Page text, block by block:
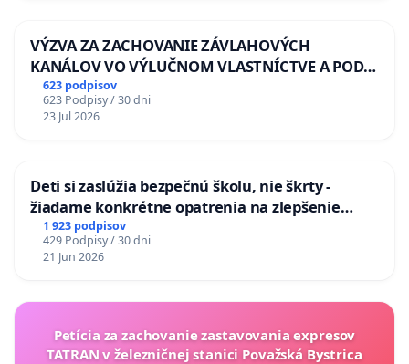
VÝZVA ZA ZACHOVANIE ZÁVLAHOVÝCH
KANÁLOV VO VÝLUČNOM VLASTNÍCTVE A POD
KONTROLOU SLOVENSKEJ REPUBLIKY & žiadosť
na riešenie zanedbaného stavu závlahových a
odvodňovacích kanálov na Slovensku
623 podpisov
623 Podpisy / 30 dni
23 Jul 2026
Deti si zaslúžia bezpečnú školu, nie škrty -
žiadame konkrétne opatrenia na zlepšenie
situácie v školstve
1 923 podpisov
429 Podpisy / 30 dni
21 Jun 2026
Petícia za zachovanie zastavovania expresov
TATRAN v železničnej stanici Považská Bystrica